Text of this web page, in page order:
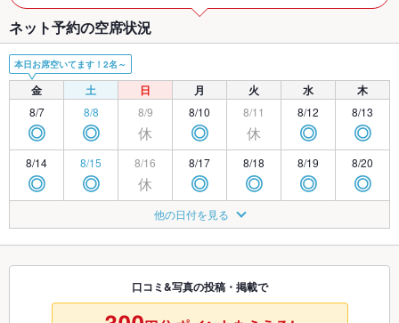
ネット予約の空席状況
本日お席空いてます！2名～
金 土 日 月 火 水 木
8/7
◎
8/8
◎
8/9
休
8/10
◎
8/11
休
8/12
◎
8/13
◎
8/14
◎
8/15
◎
8/16
休
8/17
◎
8/18
◎
8/19
◎
8/20
◎
◎ ◎
8/23
休
8/24
◎
8/25
◎ ◎ ◎
8/28 8/29 8/30
休
8/31
◎
9/1
◎
9/2 9/3
9/6
他の日付を見る
口コミ&写真の投稿・掲載で